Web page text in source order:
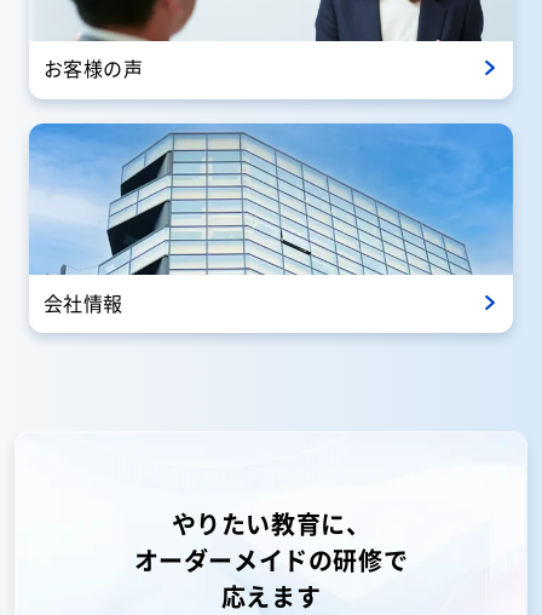
お客様の声
会社情報
やりたい教育に、
オーダーメイドの研修で
応えます